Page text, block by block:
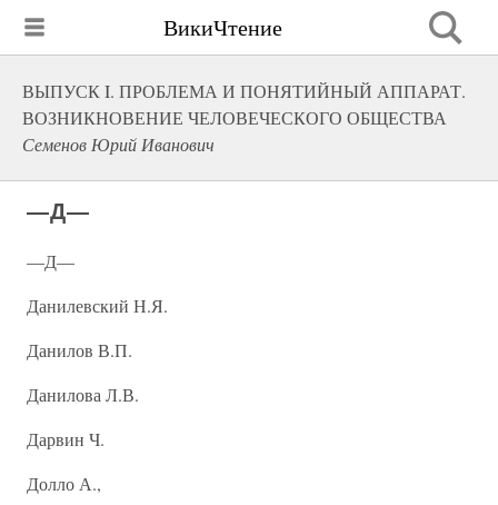
ВикиЧтение
ВЫПУСК I. ПРОБЛЕМА И ПОНЯТИЙНЫЙ АППАРАТ.
ВОЗНИКНОВЕНИЕ ЧЕЛОВЕЧЕСКОГО ОБЩЕСТВА
Семенов Юрий Иванович
—Д—
—Д—
Данилевский Н.Я.
Данилов В.П.
Данилова Л.В.
Дарвин Ч.
Долло А.,